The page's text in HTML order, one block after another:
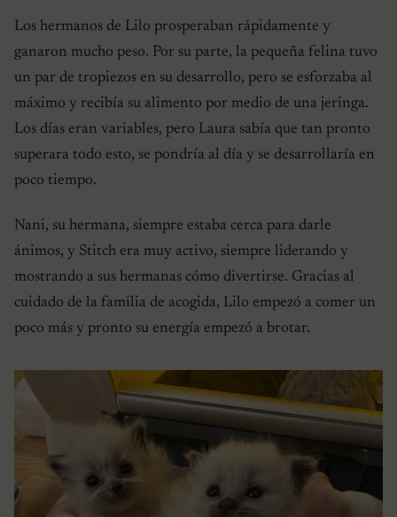
Los hermanos de Lilo prosperaban rápidamente y
ganaron mucho peso. Por su parte, la pequeña felina tuvo
un par de tropiezos en su desarrollo, pero se esforzaba al
máximo y recibía su alimento por medio de una jeringa.
Los días eran variables, pero Laura sabía que tan pronto
superara todo esto, se pondría al día y se desarrollaría en
poco tiempo.
Nani, su hermana, siempre estaba cerca para darle
ánimos, y Stitch era muy activo, siempre liderando y
mostrando a sus hermanas cómo divertirse. Gracias al
cuidado de la familia de acogida, Lilo empezó a comer un
poco más y pronto su energía empezó a brotar.